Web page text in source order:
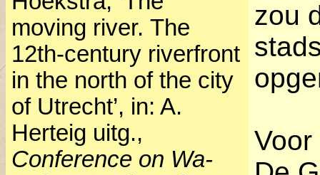
moving river. The
12th-century riverfront
in the north of the city
of Utrecht’, in: A.
Herteig uitg.,
Conference on Wa­
zou